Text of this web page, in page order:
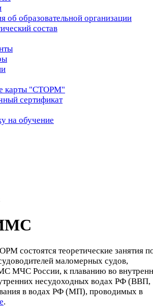
об образовательной организации
состав
карты "СТОРМ"
сертификат
на обучение
состоятся теоретические занятия
маломерных судов,
МЧС России, к плаванию во
несудоходных водах РФ (ВВП,
в водах РФ (МП), проводимых в
.